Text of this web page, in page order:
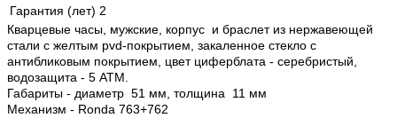
Гарантия (лет) 2
Кварцевые часы, мужские, корпус и браслет из нержавеющей
стали с желтым pvd-покрытием, закаленное стекло c
антибликовым покрытием, цвет циферблата - серебристый,
водозащита - 5 АТМ.
Габариты - диаметр 51 мм, толщина 11 мм
Механизм - Ronda 763+762